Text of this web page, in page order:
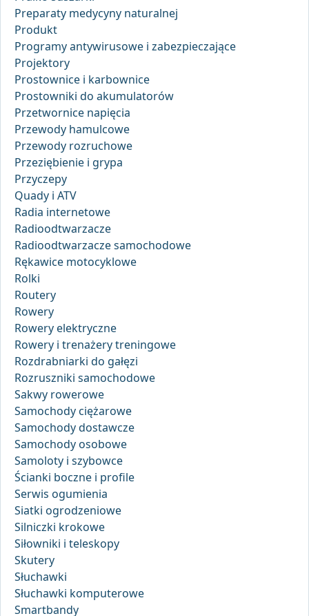
Preparaty medycyny naturalnej
Produkt
Programy antywirusowe i zabezpieczające
Projektory
Prostownice i karbownice
Prostowniki do akumulatorów
Przetwornice napięcia
Przewody hamulcowe
Przewody rozruchowe
Przeziębienie i grypa
Przyczepy
Quady i ATV
Radia internetowe
Radioodtwarzacze
Radioodtwarzacze samochodowe
Rękawice motocyklowe
Rolki
Routery
Rowery
Rowery elektryczne
Rowery i trenażery treningowe
Rozdrabniarki do gałęzi
Rozruszniki samochodowe
Sakwy rowerowe
Samochody ciężarowe
Samochody dostawcze
Samochody osobowe
Samoloty i szybowce
Ścianki boczne i profile
Serwis ogumienia
Siatki ogrodzeniowe
Silniczki krokowe
Siłowniki i teleskopy
Skutery
Słuchawki
Słuchawki komputerowe
Smartbandy